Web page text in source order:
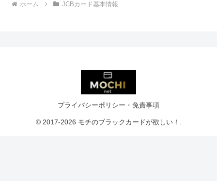
ホーム JCBカード基本情報
プライバシーポリシー・免責事項
© 2017-2026 モチのブラックカードが欲しい！.